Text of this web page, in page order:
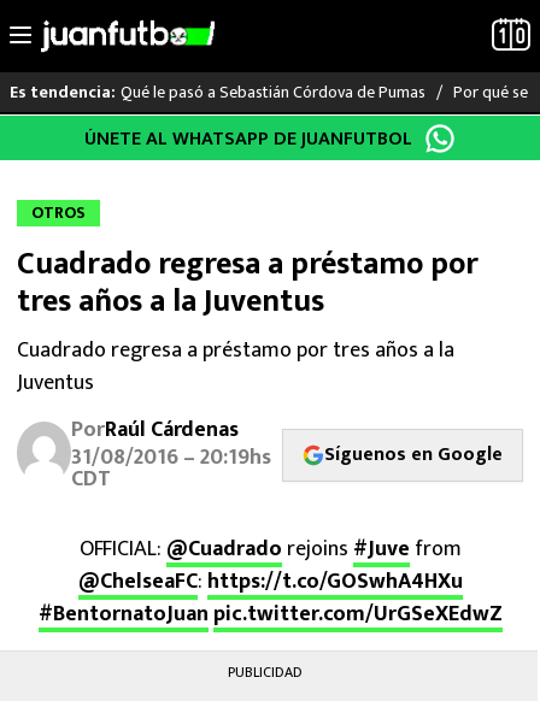
al
Es tendencia: Qué le pasó a Sebastián Córdova de Pumas Por qué se
LO ÚLTIMO
LIGA MX
RAYADOS
ATLANTE
SELECCIÓN MEXICANA
MEXICANOS EN EL EXTRANJERO
FUTBOL ESTUFA
ÚNETE AL WHATSAPP DE JUANFUTBOL
OTROS
Cuadrado regresa a préstamo por
tres años a la Juventus
Cuadrado regresa a préstamo por tres años a la
Juventus
PorRaúl Cárdenas
31/08/2016 – 20:19hs
CDT
Síguenos en Google
OFFICIAL: @Cuadrado rejoins #Juve from
@ChelseaFC: https://t.co/GOSwhA4HXu
#BentornatoJuan pic.twitter.com/UrGSeXEdwZ
PUBLICIDAD